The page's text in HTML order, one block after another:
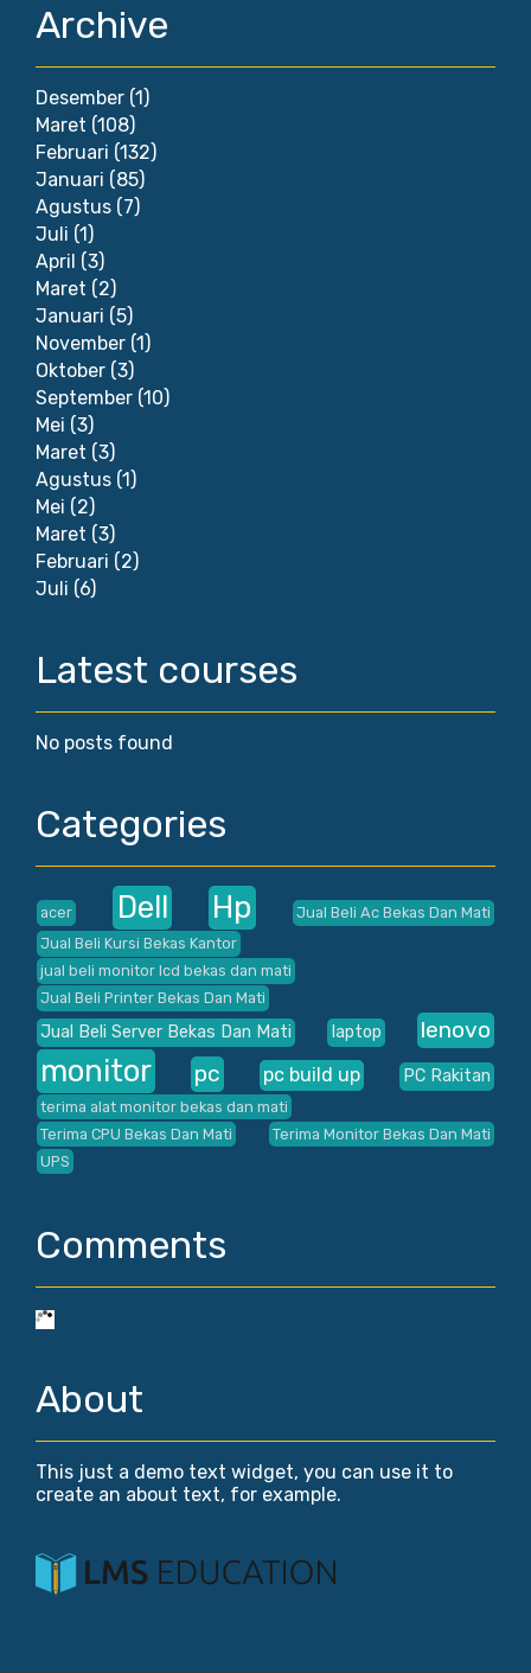
Archive
Desember (1)
Maret (108)
Februari (132)
Januari (85)
Agustus (7)
Juli (1)
April (3)
Maret (2)
Januari (5)
November (1)
Oktober (3)
September (10)
Mei (3)
Maret (3)
Agustus (1)
Mei (2)
Maret (3)
Februari (2)
Juli (6)
Latest courses
No posts found
Categories
acer Dell Hp
Jual Beli Ac Bekas Dan Mati
Jual Beli Kursi Bekas Kantor
jual beli monitor lcd bekas dan mati
Jual Beli Printer Bekas Dan Mati
Jual Beli Server Bekas Dan Mati laptop lenovo
monitor pc pc build up PC Rakitan
terima alat monitor bekas dan mati
Terima CPU Bekas Dan Mati
Terima Monitor Bekas Dan Mati
UPS
Comments
About
This just a demo text widget, you can use it to
create an about text, for example.